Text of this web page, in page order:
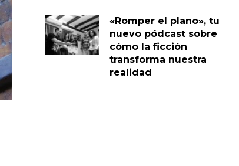
«Romper el plano», tu
nuevo pódcast sobre
cómo la ficción
transforma nuestra
realidad